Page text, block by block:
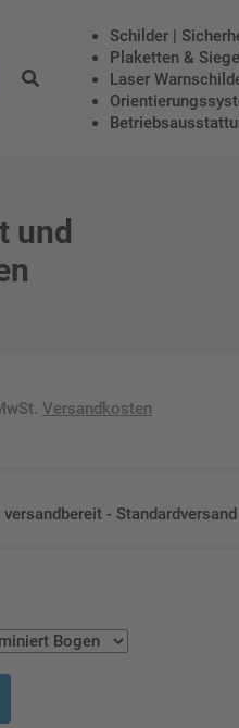
Schilder |
Plaketten & Siegel
Laser
und
Versandkosten
- Standardversand